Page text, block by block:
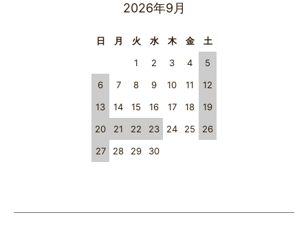
2026年9月
日 月 火 水 木 金
土
1
2 3 4
5
6
7 8 9 10 11
12
13
14 15 16 17 18
19
20
21 22 23 24 25
26
27
28 29 30